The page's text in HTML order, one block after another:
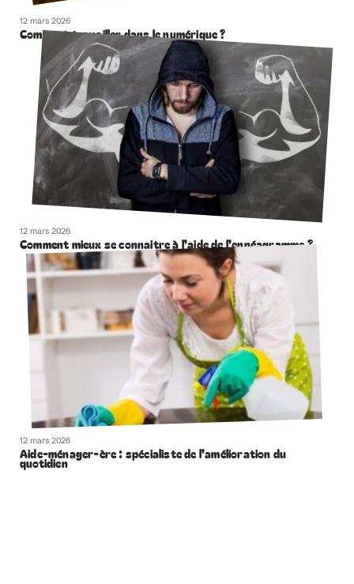
12 mars 2026
Comment travailler dans le numérique ?
12 mars 2026
Comment mieux se connaitre à l’aide de l’ennéagramme ?
12 mars 2026
Aide-ménager-ère : spécialiste de l’amélioration du
quotidien